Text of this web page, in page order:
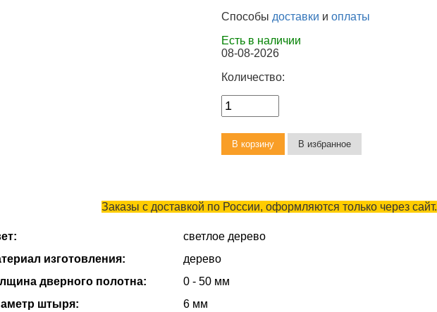
Способы доставки иоплаты
Есть в наличии
08-08-2026
Количество:
Заказы с доставкой по России, оформляются только через сайт.
светлое дерево
изготовления:
дерево
дверного полотна:
0 - 50 мм
штыря:
6 мм